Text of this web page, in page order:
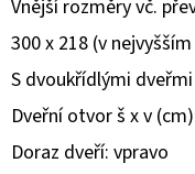
Vnější rozměry vč.
300 x 218 (v
S dvoukřídlými dveřmi
Dveřní otvor š x v
Doraz dveří: vpravo